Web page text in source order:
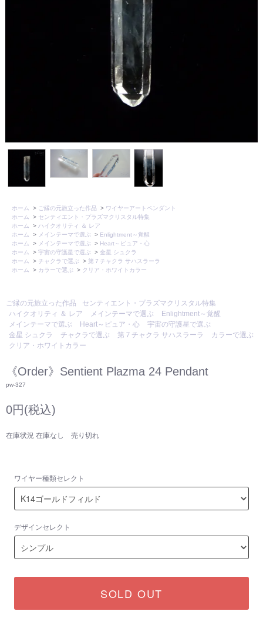
ホーム > ご縁の元旅立った作品 > ワイヤーアートペンダント
ホーム
> センティエント・プラズマクリスタル特集
ホーム
> ハイクオリティ ＆ レア
ホーム
> メインテーマで選ぶ > Enlightment～覚醒
ホーム
> メインテーマで選ぶ > Heart～ピュア・心
ホーム
> 宇宙の守護星で選ぶ > 金星 シュクラ
ホーム
> チャクラで選ぶ > 第７チャクラ サハスラーラ
ホーム
> カラーで選ぶ > クリア・ホワイトカラー
ご縁の元旅立った作品
センティエント・プラズマクリスタル特集
ハイクオリティ ＆ レア
メインテーマで選ぶ
Enlightment～覚醒
メインテーマで選ぶ
Heart～ピュア・心
宇宙の守護星で選ぶ
金星 シュクラ
チャクラで選ぶ 第７チャクラ サハスラーラ
カラーで選ぶ
クリア・ホワイトカラー
《Order》Sentient Plazma 24 Pendant
pw-327
0円(税込)
在庫状況 在庫なし 売り切れ
ワイヤー種類セレクト
デザインセレクト
SOLD OUT